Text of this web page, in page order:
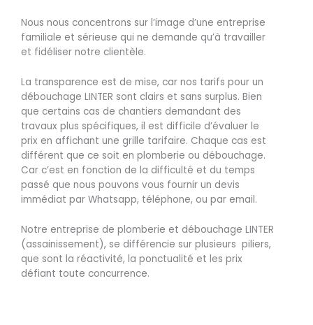
Nous nous concentrons sur l’image d’une entreprise
familiale et sérieuse qui ne demande qu’à travailler
et fidéliser notre clientèle.
La transparence est de mise, car nos tarifs pour un
débouchage LINTER sont clairs et sans surplus. Bien
que certains cas de chantiers demandant des
travaux plus spécifiques, il est difficile d’évaluer le
prix en affichant une grille tarifaire. Chaque cas est
différent que ce soit en plomberie ou débouchage.
Car c’est en fonction de la difficulté et du temps
passé que nous pouvons vous fournir un devis
immédiat par Whatsapp, téléphone, ou par email.
Notre entreprise de plomberie et débouchage LINTER
(assainissement), se différencie sur plusieurs piliers,
que sont la réactivité, la ponctualité et les prix
défiant toute concurrence.